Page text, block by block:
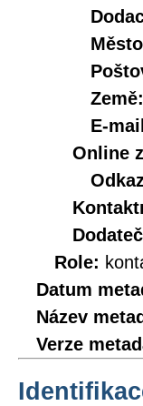
Země:
E-
Online
Role:
Datum
Název
Verze